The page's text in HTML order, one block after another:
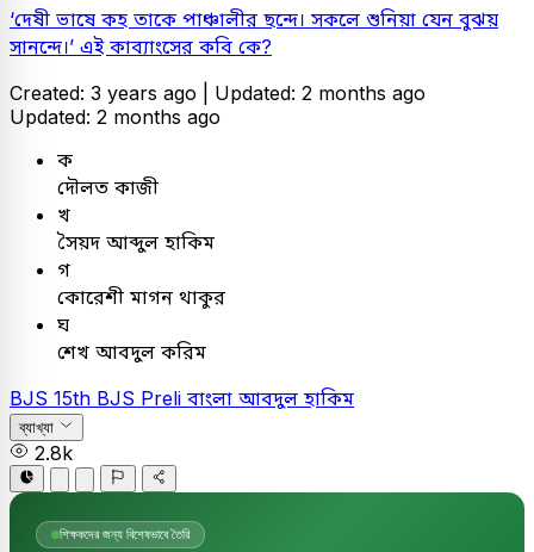
‘দেষী ভাষে কহ তাকে পাঞ্চালীর ছন্দে। সকলে শুনিয়া যেন বুঝয়
সানন্দে।’ এই কাব্যাংসের কবি কে?
Created: 3 years ago | Updated: 2 months ago
Updated: 2 months ago
ক
দৌলত কাজী
খ
সৈয়দ আব্দুল হাকিম
গ
কোরেশী মাগন থাকুর
ঘ
শেখ আবদুল করিম
BJS 15th BJS Preli বাংলা আবদুল হাকিম
ব্যাখ্যা
2.8k
শিক্ষকদের জন্য বিশেষভাবে তৈরি